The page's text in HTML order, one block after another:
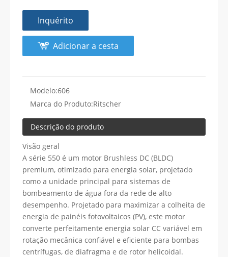
Inquérito
Adicionar a cesta
Modelo:606
Marca do Produto:Ritscher
Descrição do produto
Visão geral
A série 550 é um motor Brushless DC (BLDC)
premium, otimizado para energia solar, projetado
como a unidade principal para sistemas de
bombeamento de água fora da rede de alto
desempenho. Projetado para maximizar a colheita de
energia de painéis fotovoltaicos (PV), este motor
converte perfeitamente energia solar CC variável em
rotação mecânica confiável e eficiente para bombas
centrífugas, de diafragma e de rotor helicoidal.